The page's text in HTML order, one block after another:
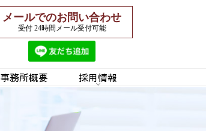
メールでのお問い合わせ
受付 24時間メール受付可能
事務所概要 採用情報